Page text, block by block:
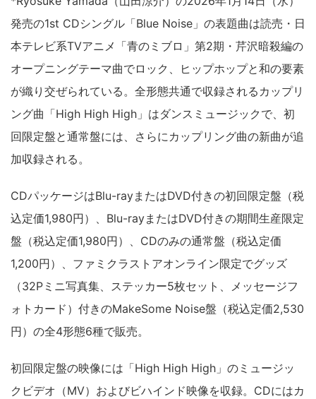
発売の1st CDシングル「Blue Noise」の表題曲は読売・日
本テレビ系TVアニメ「青のミブロ」第2期・芹沢暗殺編の
オープニングテーマ曲でロック、ヒップホップと和の要素
が織り交ぜられている。全形態共通で収録されるカップリ
ング曲「High High High」はダンスミュージックで、初
回限定盤と通常盤には、さらにカップリング曲の新曲が追
加収録される。
CDパッケージはBlu-rayまたはDVD付きの初回限定盤（税
込定価1,980円）、Blu-rayまたはDVD付きの期間生産限定
盤（税込定価1,980円）、CDのみの通常盤（税込定価
1,200円）、ファミクラストアオンライン限定でグッズ
（32Pミニ写真集、ステッカー5枚セット、メッセージフ
ォトカード）付きのMakeSome Noise盤（税込定価2,530
円）の全4形態6種で販売。
初回限定盤の映像には「High High High」のミュージッ
クビデオ（MV）およびビハインド映像を収録。CDにはカ